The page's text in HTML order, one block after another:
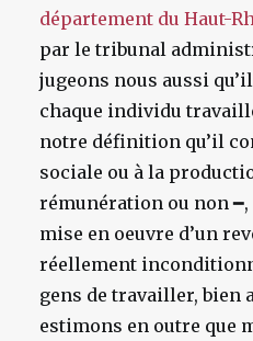
département du Haut-
par le tribunal
jugeons nous aussi
chaque individu
notre définition qu’il
sociale ou à la
rémunération ou non
mise en oeuvre d’un
réellement
gens de travailler, bien
estimons en outre que